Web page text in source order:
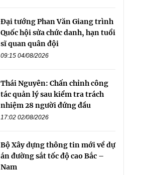
Đại tướng Phan Văn Giang trình
Quốc hội sửa chức danh, hạn tuổi
sĩ quan quân đội
09:15 04/08/2026
Thái Nguyên: Chấn chỉnh công
tác quản lý sau kiểm tra trách
nhiệm 28 người đứng đầu
17:02 02/08/2026
Bộ Xây dựng thông tin mới về dự
án đường sắt tốc độ cao Bắc –
Nam